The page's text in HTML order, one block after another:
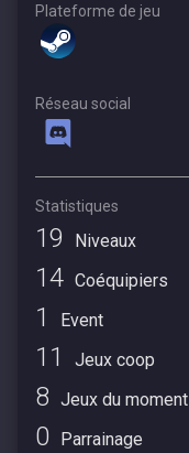
Plateforme de jeu
Réseau social
Statistiques
19 Niveaux
14 Coéquipiers
1 Event
11 Jeux coop
8 Jeux du moment
0 Parrainage